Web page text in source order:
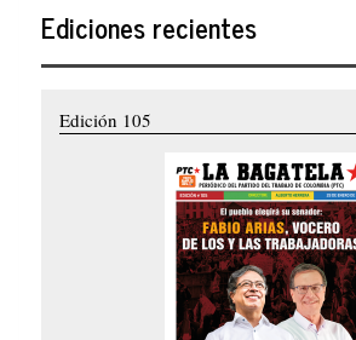
Ediciones recientes
Edición 105